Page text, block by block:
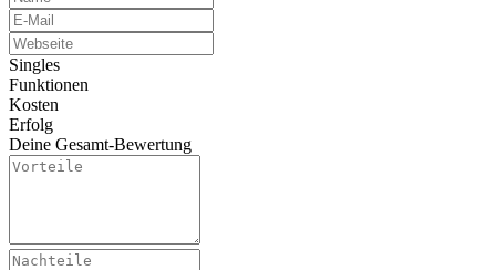
Singles
Funktionen
Kosten
Erfolg
Deine Gesamt-Bewertung